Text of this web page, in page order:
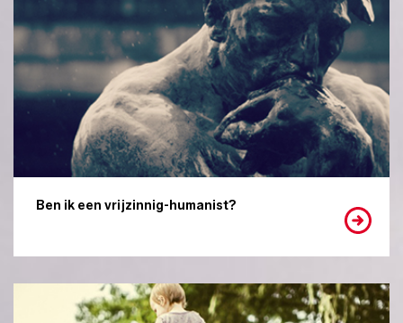
Ben ik een vrijzinnig-humanist?